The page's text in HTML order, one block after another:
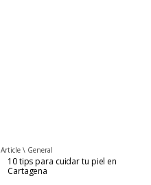
Article \ General
10 tips para cuidar tu piel en
Cartagena